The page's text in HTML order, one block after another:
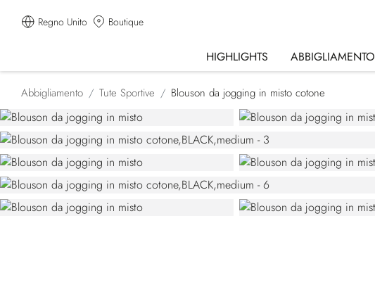
Regno Unito Boutique
HIGHLIGHTS ABBIGLIAMENTO
Abbigliamento Tute Sportive Blouson da jogging in misto cotone